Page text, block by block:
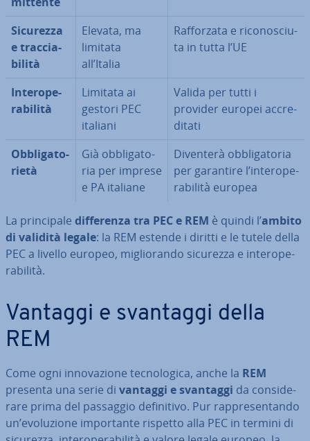
Sicurezza
e trac­cia­
bi­li­tà
Elevata, ma
limitata
all’Italia
Raf­for­za­ta e ri­co­no­sciu­
ta in tutta l’UE
In­te­ro­pe­
ra­bi­li­tà
Limitata ai
gestori PEC
italiani
Valida per tutti i
provider europei ac­cre­
di­ta­ti
Ob­bli­ga­to­
rie­tà
Già ob­bli­ga­to­
ria per imprese
e PA italiane
Diventerà ob­bli­ga­to­ria
per garantire l’in­te­ro­pe­
ra­bi­li­tà europea
La prin­ci­pa­le dif­fe­ren­za tra PEC e REM è quindi l’ambito
di validità legale: la REM estende i diritti e le tutele della
PEC a livello europeo, mi­glio­ran­do sicurezza e in­te­ro­pe­
ra­bi­li­tà.
Vantaggi e svantaggi della
REM
Come ogni in­no­va­zio­ne tec­no­lo­gi­ca, anche la REM
presenta una serie di vantaggi e svantaggi da con­si­de­
ra­re prima del passaggio de­fi­ni­ti­vo. Pur rap­pre­sen­tan­do
un’evo­lu­zio­ne im­por­tan­te rispetto alla PEC in termini di